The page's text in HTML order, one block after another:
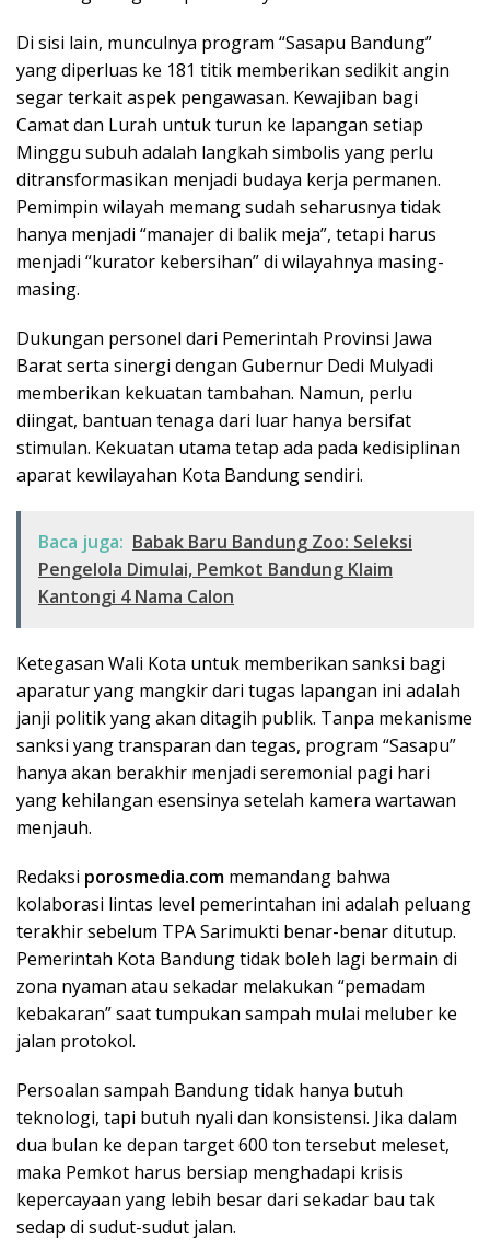
​Di sisi lain, munculnya program “Sasapu Bandung”
yang diperluas ke 181 titik memberikan sedikit angin
segar terkait aspek pengawasan. Kewajiban bagi
Camat dan Lurah untuk turun ke lapangan setiap
Minggu subuh adalah langkah simbolis yang perlu
ditransformasikan menjadi budaya kerja permanen.
Pemimpin wilayah memang sudah seharusnya tidak
hanya menjadi “manajer di balik meja”, tetapi harus
menjadi “kurator kebersihan” di wilayahnya masing-
masing.
​Dukungan personel dari Pemerintah Provinsi Jawa
Barat serta sinergi dengan Gubernur Dedi Mulyadi
memberikan kekuatan tambahan. Namun, perlu
diingat, bantuan tenaga dari luar hanya bersifat
stimulan. Kekuatan utama tetap ada pada kedisiplinan
aparat kewilayahan Kota Bandung sendiri.
Baca juga: Babak Baru Bandung Zoo: Seleksi
Pengelola Dimulai, Pemkot Bandung Klaim
Kantongi 4 Nama Calon
​Ketegasan Wali Kota untuk memberikan sanksi bagi
aparatur yang mangkir dari tugas lapangan ini adalah
janji politik yang akan ditagih publik. Tanpa mekanisme
sanksi yang transparan dan tegas, program “Sasapu”
hanya akan berakhir menjadi seremonial pagi hari
yang kehilangan esensinya setelah kamera wartawan
menjauh.
​Redaksi porosmedia.com memandang bahwa
kolaborasi lintas level pemerintahan ini adalah peluang
terakhir sebelum TPA Sarimukti benar-benar ditutup.
Pemerintah Kota Bandung tidak boleh lagi bermain di
zona nyaman atau sekadar melakukan “pemadam
kebakaran” saat tumpukan sampah mulai meluber ke
jalan protokol.
​Persoalan sampah Bandung tidak hanya butuh
teknologi, tapi butuh nyali dan konsistensi. Jika dalam
dua bulan ke depan target 600 ton tersebut meleset,
maka Pemkot harus bersiap menghadapi krisis
kepercayaan yang lebih besar dari sekadar bau tak
sedap di sudut-sudut jalan.